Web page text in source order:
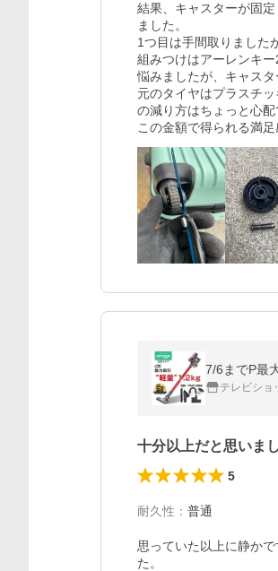
結果、キャスターが固
ました。
1つ目は手間取りました
組みつけはアーレンキ
悩みましたが、キャスタ
元のタイヤはプラスチ
の減り方はちょっと心配
この金額で得られる満
7/6までP最
テレビショ
十分以上だと思いま
5
耐久性 ： 普通
思っていた以上に静か
た。